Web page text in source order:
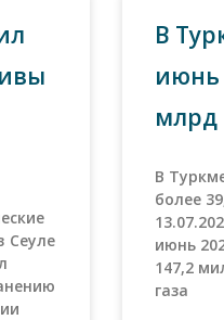
Сеуле
В
июнь
млрд
В
более
июнь
147,2
газа